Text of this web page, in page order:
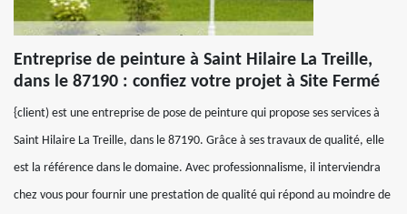
Entreprise de peinture à Saint Hilaire La Treille,
dans le 87190 : confiez votre projet à Site Fermé
{client) est une entreprise de pose de peinture qui propose ses services à
Saint Hilaire La Treille, dans le 87190. Grâce à ses travaux de qualité, elle
est la référence dans le domaine. Avec professionnalisme, il interviendra
chez vous pour fournir une prestation de qualité qui répond au moindre de